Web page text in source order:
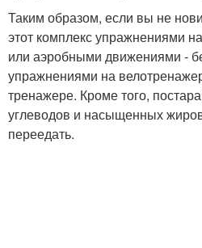
Таким образом, если вы не
этот комплекс упражнениями
или аэробными движениями -
упражнениями на
тренажере. Кроме того,
углеводов и насыщенных
переедать.